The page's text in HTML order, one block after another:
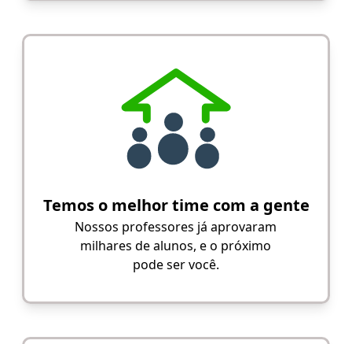
Temos o melhor time com a gente
Nossos professores já aprovaram
milhares de alunos, e o próximo
pode ser você.